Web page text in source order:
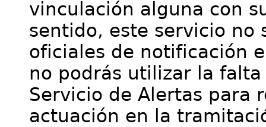
vinculación alguna con
sentido, este servicio no
oficiales de notificación
no podrás utilizar la
Servicio de Alertas para
actuación en la